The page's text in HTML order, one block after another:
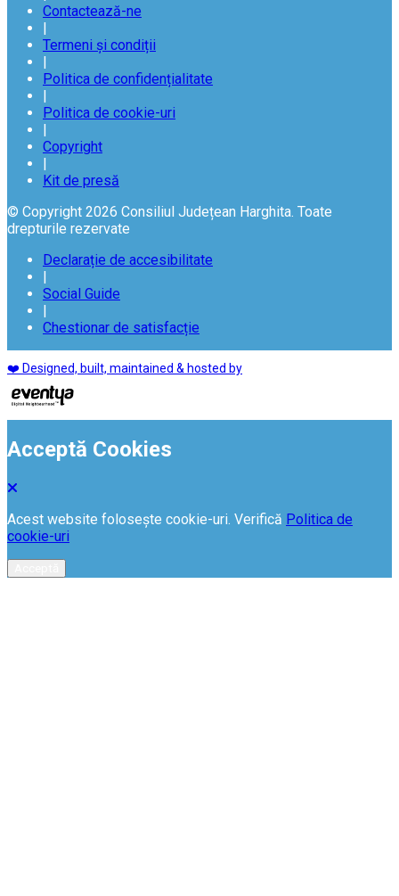
Contactează-ne
|
Termeni și condiții
|
Politica de confidențialitate
|
Politica de cookie-uri
|
Copyright
|
Kit de presă
© Copyright 2026 Consiliul Județean Harghita. Toate
drepturile rezervate
Declarație de accesibilitate
|
Social Guide
|
Chestionar de satisfacție
❤️ Designed, built, maintained & hosted by
Acceptă Cookies
Acest website folosește cookie-uri. Verifică Politica de
cookie-uri